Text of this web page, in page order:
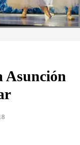
Asunción